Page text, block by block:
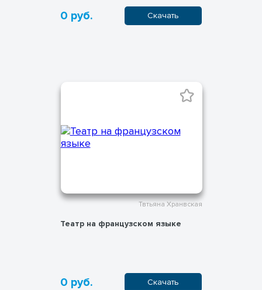
0 руб. Скачать
Твтьяна Хранвская
Театр на французском языке
0 руб. Скачать